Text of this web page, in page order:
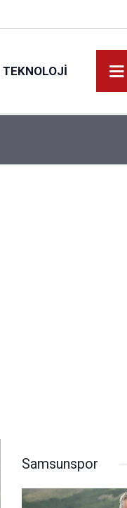
TEKNOLOJI
Samsunspor